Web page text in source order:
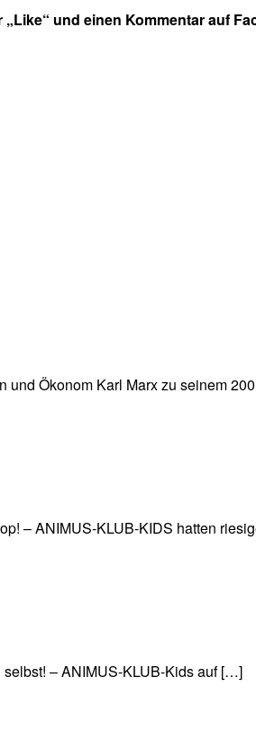
und einen Kommentar auf
Ökonom Karl Marx zu seinem
– ANIMUS-KLUB-KIDS hatten
selbst! – ANIMUS-KLUB-Kids auf […]